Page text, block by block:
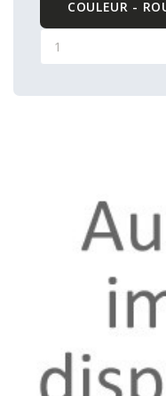
COULEUR -